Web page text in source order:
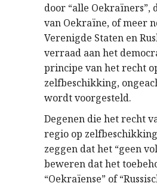
door “alle Oekraïners”,
van Oekraïne, of meer
Verenigde Staten en
verraad aan het
principe van het recht
zelfbeschikking,
wordt voorgesteld.
Degenen die het recht
regio op
zeggen dat het “geen
beweren dat het
“Oekraïense” of